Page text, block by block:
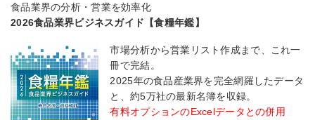
食品業界の分析・営業を効率化
2026食品業界ビジネスガイド【食糧年鑑】
市場分析から営業リスト作成まで、これ一
冊で完結。
2025年の食品産業界を完全網羅したデータ
と、約5万社の最新名簿を収録。
有料オプションのExcelデータとの併用